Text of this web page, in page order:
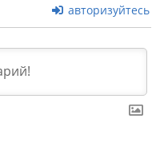
авторизуйтесь